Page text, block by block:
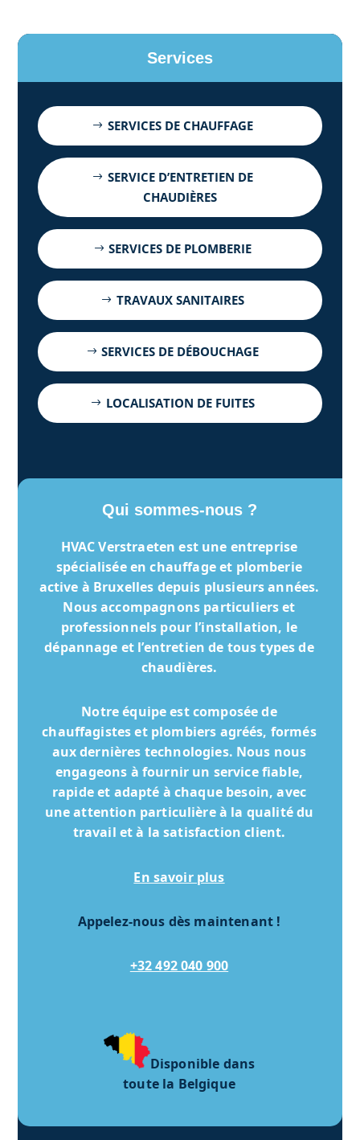
Services
SERVICES DE CHAUFFAGE
SERVICE D’ENTRETIEN DE
CHAUDIÈRES
SERVICES DE PLOMBERIE
TRAVAUX SANITAIRES
SERVICES DE DÉBOUCHAGE
LOCALISATION DE FUITES
Qui sommes-nous ?
HVAC Verstraeten est une entreprise
spécialisée en chauffage et plomberie
active à Bruxelles depuis plusieurs années.
Nous accompagnons particuliers et
professionnels pour l’installation, le
dépannage et l’entretien de tous types de
chaudières.
Notre équipe est composée de
chauffagistes et plombiers agréés, formés
aux dernières technologies. Nous nous
engageons à fournir un service fiable,
rapide et adapté à chaque besoin, avec
une attention particulière à la qualité du
travail et à la satisfaction client.
En savoir plus
Appelez-nous dès maintenant !
+32 492 040 900
Disponible dans
toute la Belgique